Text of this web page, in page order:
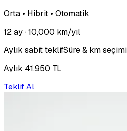
Orta • Hibrit • Otomatik
12 ay· 10,000 km/yıl
Aylık sabit teklifSüre & km seçimi
Aylık 41.950 TL
Teklif Al